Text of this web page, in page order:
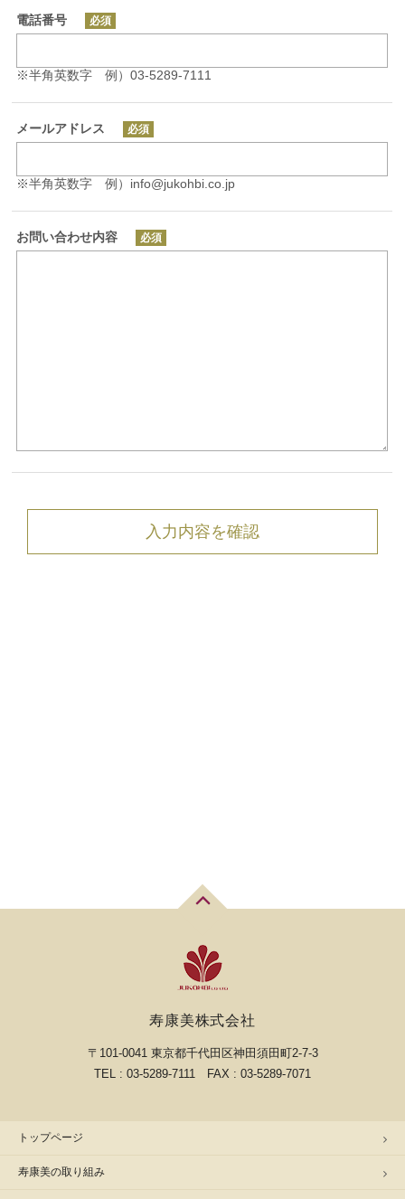
電話番号 必須
※半角英数字 例）03-5289-7111
メールアドレス 必須
※半角英数字 例）info@jukohbi.co.jp
お問い合わせ内容 必須
寿康美株式会社
〒101-0041 東京都千代田区神田須田町2-7-3
TEL : 03-5289-7111 FAX : 03-5289-7071
トップページ
寿康美の取り組み